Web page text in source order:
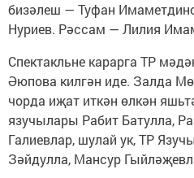
бизәлеш — Туфан
Нуриев. Рәссам — Лилия
Спектакльне карарга ТР
Әюпова килгән иде. Залда
чорда иҗат иткән өлкән
язучылары Рабит Батулла,
Галиевлар, шулай ук, ТР
Зәйдулла, Мансур